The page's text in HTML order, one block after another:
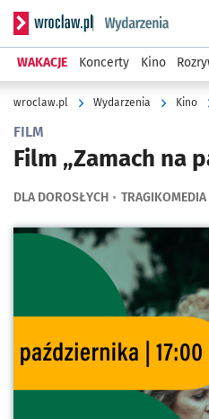
Serwis informacyjny
WAKACJE Koncerty Kino
wroclaw.pl Wydarzenia Kino
FILM
Film „Zamach na
DLA DOROSŁYCH TRAGIKOMEDIA
Kliknij, aby powiększyć